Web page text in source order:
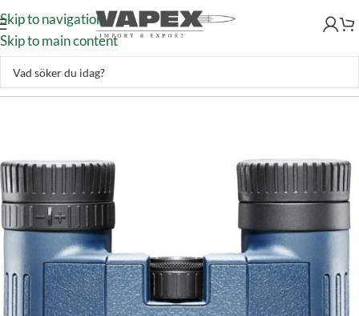
Skip to navigation
Skip to main content
Jakt & Fiske–Optik–Kikare–Bushnell H2O 10×25 Roof